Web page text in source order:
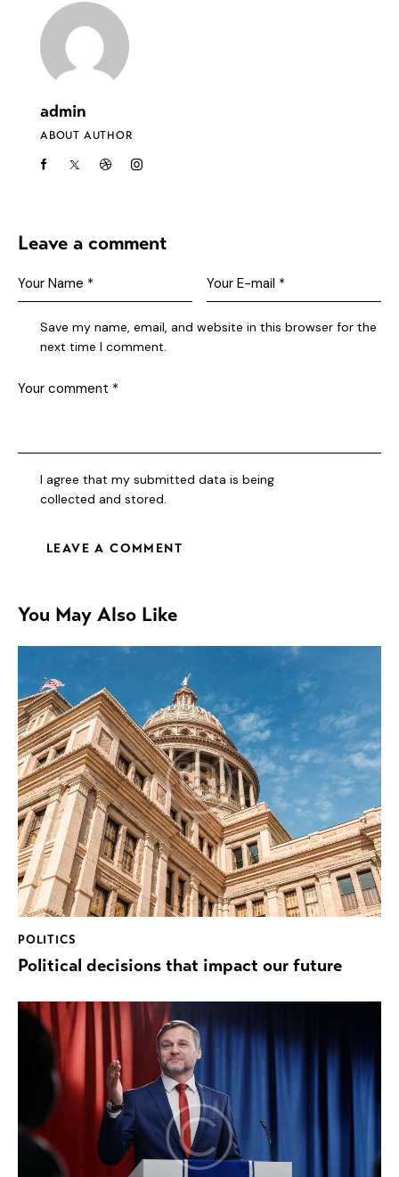
admin
ABOUT AUTHOR
Leave a comment
Save my name, email, and website in this browser for the
next time I comment.
I agree that my submitted data is being
collected and stored.
You May Also Like
POLITICS
Political decisions that impact our future